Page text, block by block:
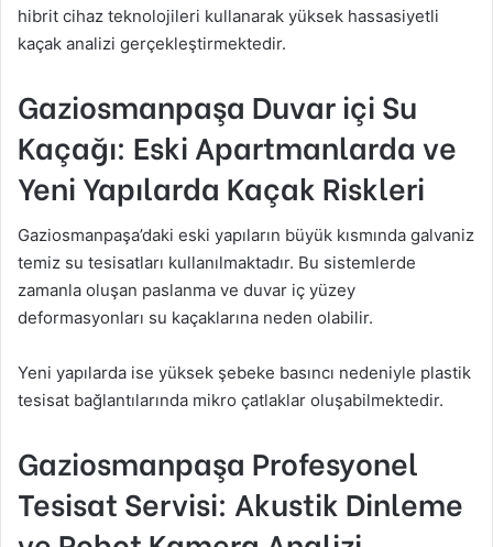
hibrit cihaz teknolojileri kullanarak yüksek hassasiyetli
kaçak analizi gerçekleştirmektedir.
Gaziosmanpaşa Duvar içi Su
Kaçağı: Eski Apartmanlarda ve
Yeni Yapılarda Kaçak Riskleri
Gaziosmanpaşa’daki eski yapıların büyük kısmında galvaniz
temiz su tesisatları kullanılmaktadır. Bu sistemlerde
zamanla oluşan paslanma ve duvar iç yüzey
deformasyonları su kaçaklarına neden olabilir.
Yeni yapılarda ise yüksek şebeke basıncı nedeniyle plastik
tesisat bağlantılarında mikro çatlaklar oluşabilmektedir.
Gaziosmanpaşa Profesyonel
Tesisat Servisi: Akustik Dinleme